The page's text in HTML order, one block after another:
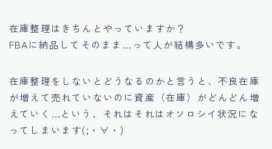
在庫整理はきちんとやっていますか？
FBAに納品してそのまま…って人が結構多いです。
在庫整理をしないとどうなるのかと言うと、 不良在庫
が増えて売れていないのに資産（在庫）がどんどん増
えていく… という、それはそれはオソロシイ状況にな
ってしまいます(;・∀・)